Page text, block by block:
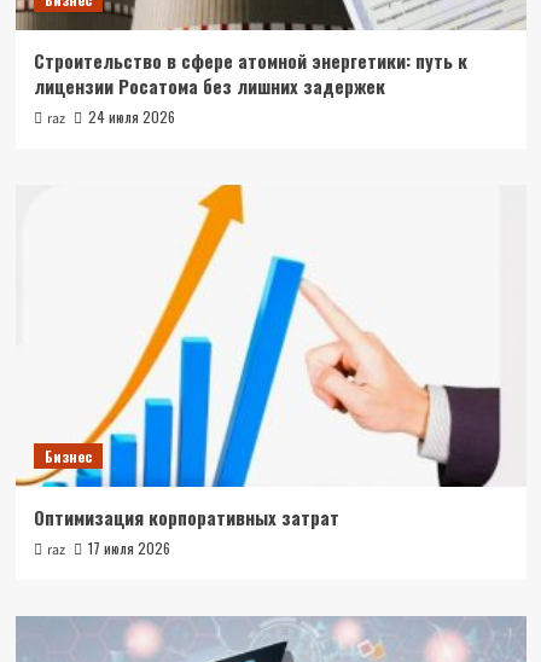
Строительство в сфере атомной энергетики: путь к
лицензии Росатома без лишних задержек
raz 24 июля 2026
Бизнес
Оптимизация корпоративных затрат
raz 17 июля 2026